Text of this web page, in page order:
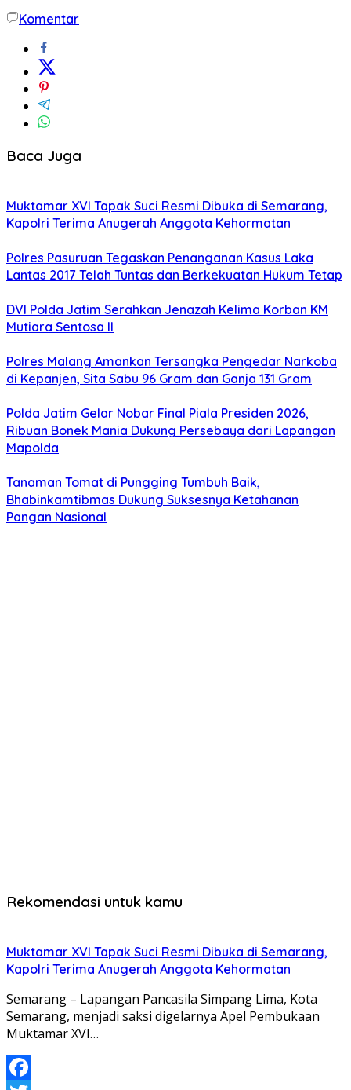
ShareKomentar
Baca Juga
Muktamar XVI Tapak Suci Resmi Dibuka di Semarang,
Kapolri Terima Anugerah Anggota Kehormatan
Polres Pasuruan Tegaskan Penanganan Kasus Laka
Lantas 2017 Telah Tuntas dan Berkekuatan Hukum Tetap
DVI Polda Jatim Serahkan Jenazah Kelima Korban KM
Mutiara Sentosa II
Polres Malang Amankan Tersangka Pengedar Narkoba
di Kepanjen, Sita Sabu 96 Gram dan Ganja 131 Gram
Polda Jatim Gelar Nobar Final Piala Presiden 2026,
Ribuan Bonek Mania Dukung Persebaya dari Lapangan
Mapolda
Tanaman Tomat di Pungging Tumbuh Baik,
Bhabinkamtibmas Dukung Suksesnya Ketahanan
Pangan Nasional
Rekomendasi untuk kamu
Muktamar XVI Tapak Suci Resmi Dibuka di Semarang,
Kapolri Terima Anugerah Anggota Kehormatan
Semarang – Lapangan Pancasila Simpang Lima, Kota
Semarang, menjadi saksi digelarnya Apel Pembukaan
Muktamar XVI…